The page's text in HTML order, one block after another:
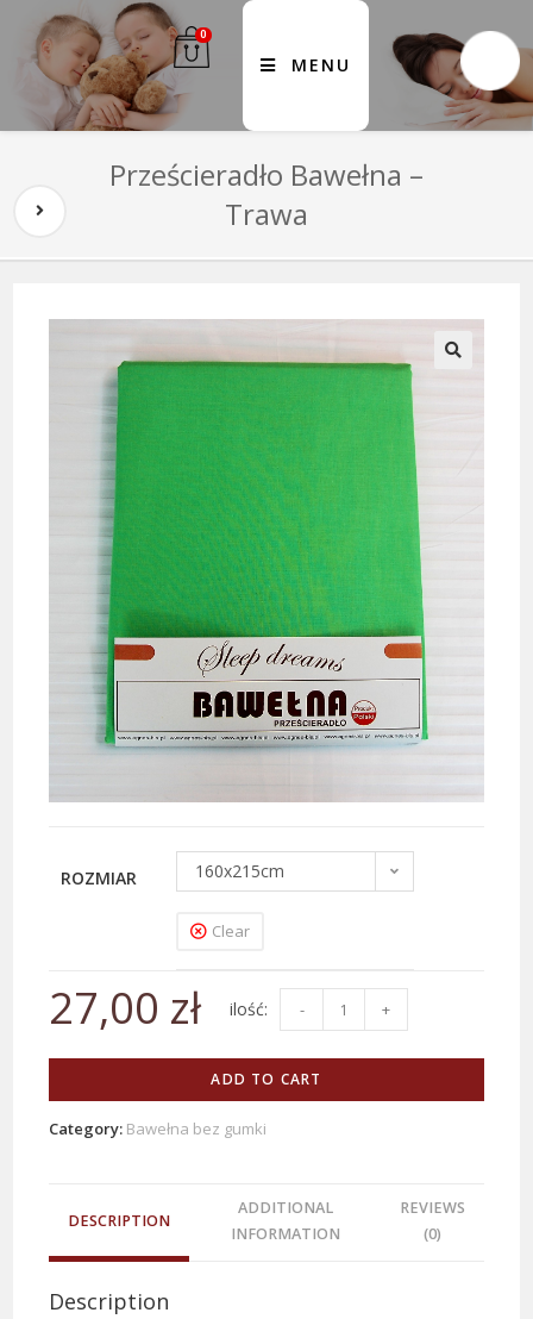
0
MENU
Prześcieradło Bawełna –
Trawa
ROZMIAR 160x215cm
Clear
27,00 zł - +
ADD TO CART
Category: Bawełna bez gumki
DESCRIPTION
ADDITIONAL
INFORMATION
REVIEWS
(0)
Description